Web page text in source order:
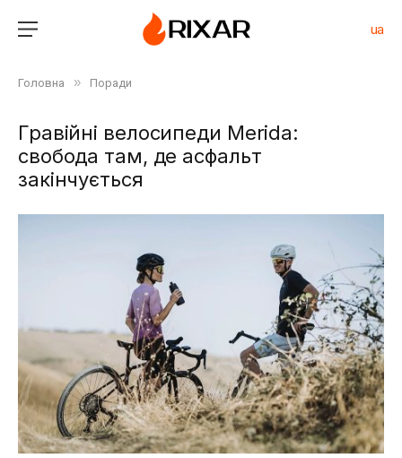
ua
Головна » Поради
Гравійні велосипеди Merida:
свобода там, де асфальт
закінчується